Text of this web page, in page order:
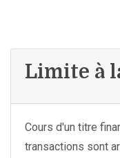
Limite à
Cours d'un titre
transactions sont